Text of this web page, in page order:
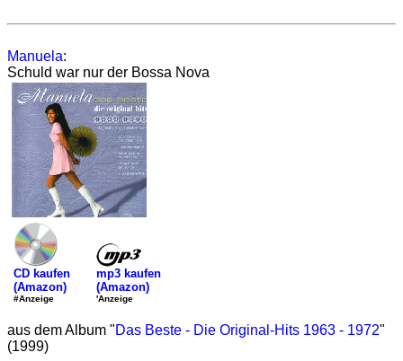
Manuela:
Schuld war nur der Bossa Nova
CD kaufen
(Amazon)
#Anzeige
mp3 kaufen
(Amazon)
'Anzeige
aus dem Album "Das Beste - Die Original-Hits 1963 - 1972"
(1999)